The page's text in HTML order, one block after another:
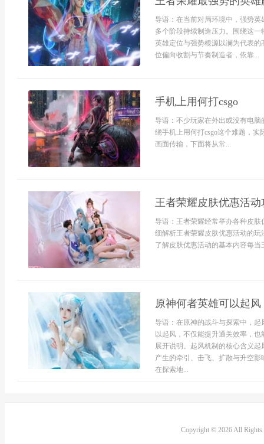
导语：在当前对局环境中，强势
多个阶段持续制造压力。围绕这
英雄定位与强势根源以澜为代表
位偏向收割与节奏制造者，依靠...
手机上用何打csgo
导语：不少玩家在外出或没有电
绕手机上用何打csgo这个难题，
画面传输，下面将从常...
王者荣耀皮肤优惠活动
导语：王者荣耀经常举办各种皮
细解析王者荣耀皮肤优惠活动的
了解皮肤优惠活动的基本内容每
原神何者英雄可以起风
导语：在原神的战斗与探索中，
以起风，不仅能提升通关效率，
展开说明。起风机制的核心含义
产生的牵引、击飞、扩散与升空
在探索地...
Copyright © 2026 All